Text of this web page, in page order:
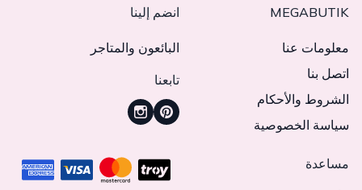
MEGABUTIK
معلومات عنا
اتصل بنا
الشروط والأحكام
سياسة الخصوصية
انضم إلينا
البائعون والمتاجر
تابعنا
مساعدة